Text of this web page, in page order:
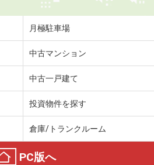
月極駐車場
中古マンション
中古一戸建て
投資物件を探す
倉庫/トランクルーム
PC版へ